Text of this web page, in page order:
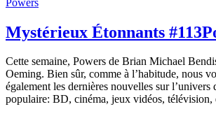
Mystérieux Étonnants #113
Cette semaine, Powers de Brian Michael
Oeming. Bien sûr, comme à l’habitude, nous
également les dernières nouvelles sur l’univers
populaire: BD, cinéma, jeux vidéos, télévision,